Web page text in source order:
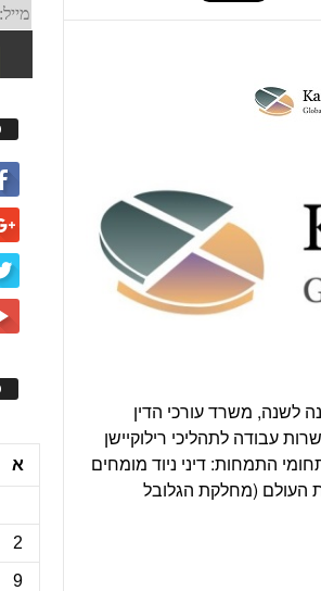
לשנה, משרד עורכי הדין
עבודה לתהליכי רילוקיישן
התמחות: דיני ניוד מומחים
העולם (מחלקת הגלובל
א
2
9